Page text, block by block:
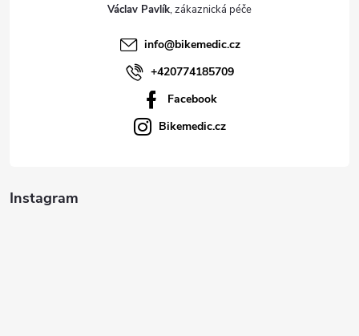
Václav Pavlík
info@bikemedic.cz
+420774185709
Facebook
Bikemedic.cz
Instagram